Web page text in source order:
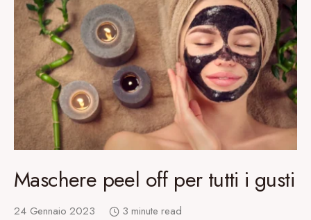
Maschere peel off per tutti i gusti
24 Gennaio 2023 3 minute read